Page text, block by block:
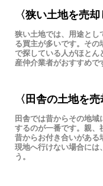
〈狭い土地を売却
狭い土地では、用途とし
る買主が多いです。その
で探している人がほとん
産仲介業者がおすすめで
〈田舎の土地を
田舎では昔からその地
するのが一番です。親、
昔からお付き合いがある
現地へ行けない場合には
う。